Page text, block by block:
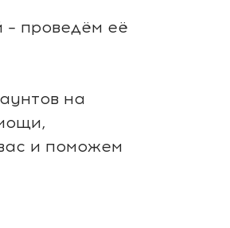
– проведём её
на
и поможем